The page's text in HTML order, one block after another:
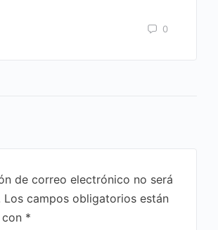
0
de correo electrónico no será
Los campos obligatorios están
*